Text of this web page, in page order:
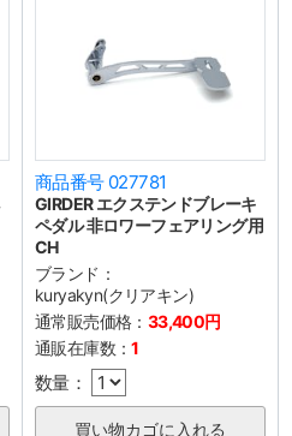
商品番号 027781
GIRDER エクステンドブレーキ
ペダル 非ロワーフェアリング用
CH
ブランド：
kuryakyn(クリアキン)
通常販売価格： 33,400円
通販在庫数：1
数量：